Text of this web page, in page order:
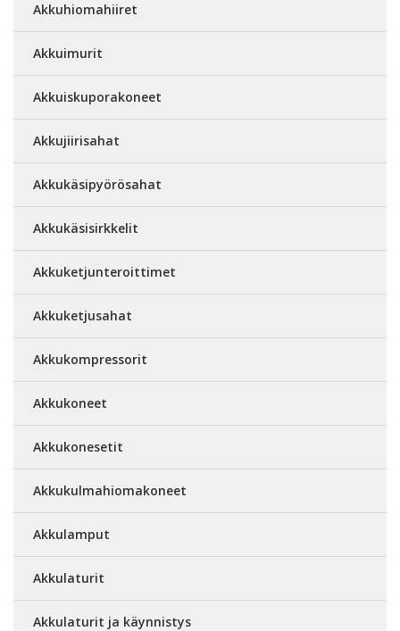
Akkuhiomahiiret
Akkuimurit
Akkuiskuporakoneet
Akkujiirisahat
Akkukäsipyörösahat
Akkukäsisirkkelit
Akkuketjunteroittimet
Akkuketjusahat
Akkukompressorit
Akkukoneet
Akkukonesetit
Akkukulmahiomakoneet
Akkulamput
Akkulaturit
Akkulaturit ja käynnistys